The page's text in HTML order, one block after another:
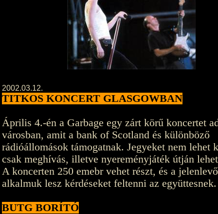
2002.03.12.
TITKOS KONCERT GLASGOWBAN
Április 4.-én a Garbage egy zárt körű koncertet
városban, amit a bank of Scotland és különböző
rádióállomások támogatnak. Jegyeket nem lehet
csak meghívás, illetve nyereményjáték útján
A koncerten 250 emebr vehet részt, és a
alkalmuk lesz kérdéseket feltenni az együttesnek.
BUTG BORÍTÓ